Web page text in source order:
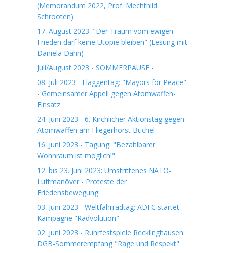
(Memorandum 2022, Prof. Mechthild
Schrooten)
17. August 2023: "Der Traum vom ewigen
Frieden darf keine Utopie bleiben" (Lesung mit
Daniela Dahn)
Juli/August 2023 - SOMMERPAUSE -
08. Juli 2023 - Flaggentag: "Mayors for Peace"
- Gemeinsamer Appell gegen Atomwaffen-
Einsatz
24. Juni 2023 - 6. Kirchlicher Aktionstag gegen
Atomwaffen am Fliegerhorst Büchel
16. Juni 2023 - Tagung: "Bezahlbarer
Wohnraum ist möglich!"
12. bis 23. Juni 2023: Umstrittenes NATO-
Luftmanöver - Proteste der
Friedensbewegung
03. Juni 2023 - Weltfahrradtag: ADFC startet
Kampagne "Radvolution"
02. Juni 2023 - Ruhrfestspiele Recklinghausen:
DGB-Sommerempfang "Rage und Respekt"